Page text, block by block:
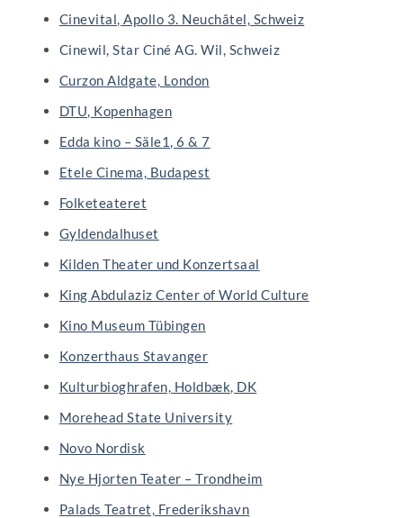
Cinevital, Apollo 3. Neuchâtel, Schweiz
Cinewil, Star Ciné AG. Wil, Schweiz
Curzon Aldgate, London
DTU, Kopenhagen
Edda kino – Säle1, 6 & 7
Etele Cinema, Budapest
Folketeateret
Gyldendalhuset
Kilden Theater und Konzertsaal
King Abdulaziz Center of World Culture
Kino Museum Tübingen
Konzerthaus Stavanger
Kulturbioghrafen, Holdbæk, DK
Morehead State University
Novo Nordisk
Nye Hjorten Teater – Trondheim
Palads Teatret, Frederikshavn